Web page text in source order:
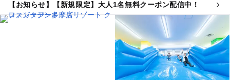
【お知らせ】【新規限定】大人1名無料クーポン配信中！